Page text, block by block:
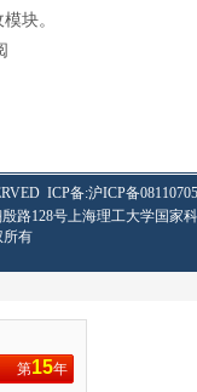
块。
ICP备:沪ICP备
路128号上海理工大学国家
所有
第15年